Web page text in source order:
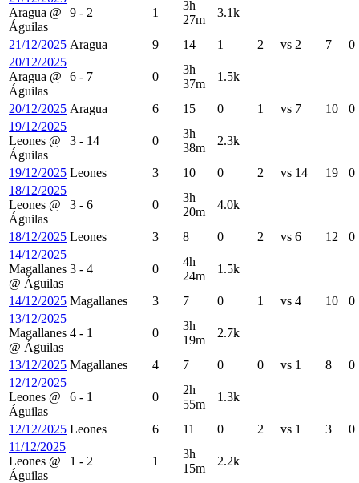
Aragua @
Águilas
9 - 2 1
3h
27m
3.1k
21/12/2025 Aragua 9 14 1 2 vs 2 7
0
20/12/2025
Aragua @
Águilas
6 - 7 0
3h
37m
1.5k
20/12/2025 Aragua 6 15 0 1 vs 7 10
0
19/12/2025
Leones @
Águilas
3 - 14 0
3h
38m
2.3k
19/12/2025 Leones 3 10 0 2 vs 14 19
0
18/12/2025
Leones @
Águilas
3 - 6 0
3h
20m
4.0k
18/12/2025 Leones 3 8 0 2 vs 6 12
0
14/12/2025
Magallanes
@ Águilas
3 - 4 0
4h
24m
1.5k
14/12/2025 Magallanes 3 7 0 1 vs 4 10
0
13/12/2025
Magallanes
@ Águilas
4 - 1 0
3h
19m
2.7k
13/12/2025 Magallanes 4 7 0 0 vs 1 8
0
12/12/2025
Leones @
Águilas
6 - 1 0
2h
55m
1.3k
12/12/2025 Leones 6 11 0 2 vs 1 3
0
11/12/2025
Leones @
Águilas
1 - 2 1
3h
15m
2.2k